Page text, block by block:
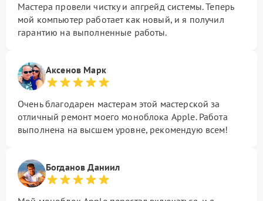
Мастера провели чистку и апгрейд системы. Теперь
мой компьютер работает как новый, и я получил
гарантию на выполненные работы.
Аксенов Марк
Очень благодарен мастерам этой мастерской за
отличный ремонт моего моноблока Apple. Работа
выполнена на высшем уровне, рекомендую всем!
Богданов Даниил